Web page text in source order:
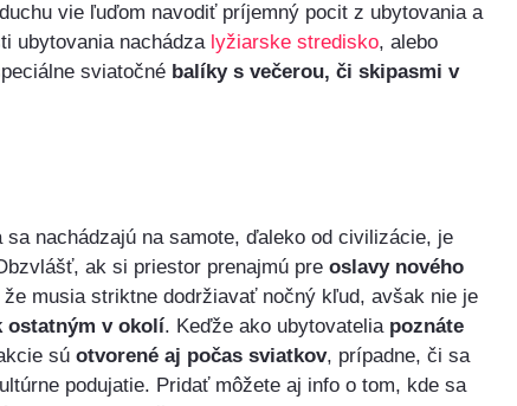
vie ľuďom navodiť príjemný pocit z ubytovania a
ubytovania nachádza lyžiarske stredisko, alebo
sviatočné balíky s večerou, či skipasmi v
nachádzajú na samote, ďaleko od civilizácie, je
ak si priestor prenajmú pre oslavy nového
musia striktne dodržiavať nočný kľud, avšak nie je
ostatným v okolí. Keďže ako ubytovatelia poznáte
sú otvorené aj počas sviatkov, prípadne, či sa
podujatie. Pridať môžete aj info o tom, kde sa